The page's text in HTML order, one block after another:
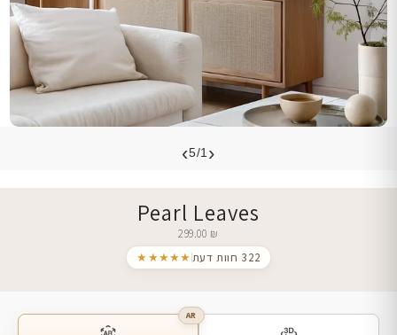
‹
5/1
›
Pearl Leaves
299.00 ₪
★★★★★
322 חוות דעת
AR